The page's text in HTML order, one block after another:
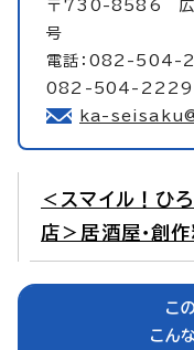
〒730-8586 広
号
電話：082-504-
082-504-2229
ka-
＜スマイル！ひ
店＞居酒屋・創
こ
こん